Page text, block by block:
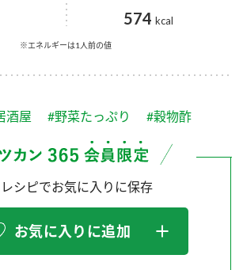
中華
おすしの素
飯の素 米飯用調味液
念
文化センター（アーカイブ）
initiative
ミツカンミュージアム）
ンター
ました
内
574 kcal
※エネルギーは1人前の値
酒屋 #野菜たっぷり #穀物酢
シピでお気に入りに保存
お気に入りに追加